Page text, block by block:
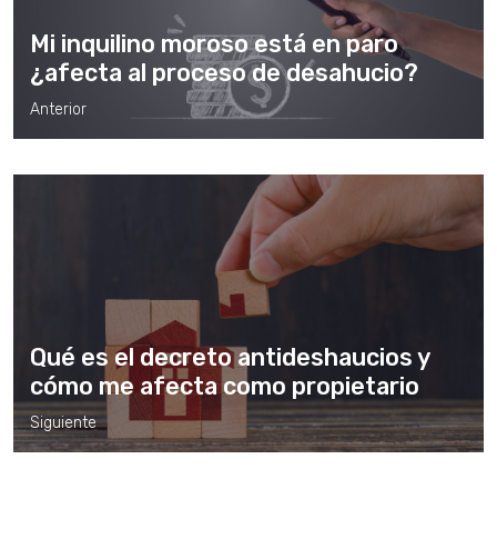
Mi inquilino moroso está en paro
¿afecta al proceso de desahucio?
Anterior
Qué es el decreto antideshaucios y
cómo me afecta como propietario
Siguiente